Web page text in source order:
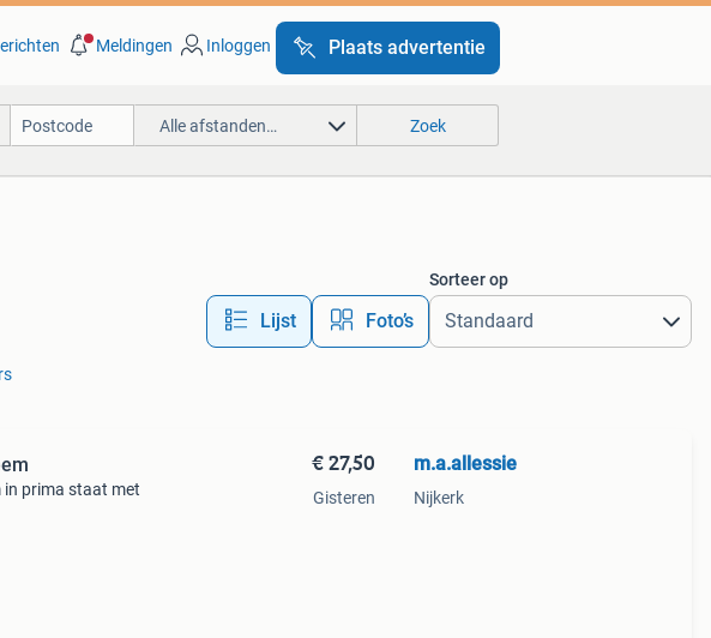
Meldingen Inloggen Plaats advertentie
Alle afstanden… Zoek
Lijst Foto’s
Sorteer op
in prima staat met
€ 27,50
Gisteren
m.a.allessie
Nijkerk